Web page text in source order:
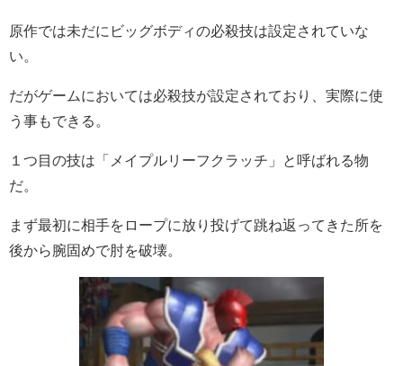
原作では未だにビッグボディの必殺技は設定されていな
い。
だがゲームにおいては必殺技が設定されており、実際に使
う事もできる。
１つ目の技は「メイプルリーフクラッチ」と呼ばれる物
だ。
まず最初に相手をロープに放り投げて跳ね返ってきた所を
後から腕固めで肘を破壊。